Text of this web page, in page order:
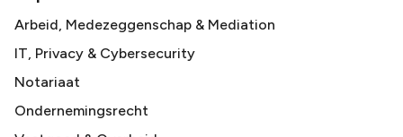
Arbeid, Medezeggenschap & Mediation
IT, Privacy & Cybersecurity
Notariaat
Ondernemingsrecht